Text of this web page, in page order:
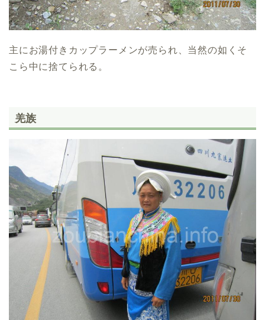
主にお湯付きカップラーメンが売られ、当然の如くそ
こら中に捨てられる。
羌族